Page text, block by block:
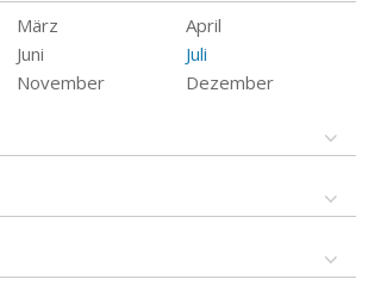
März
April
Juni
Juli
November Dezember